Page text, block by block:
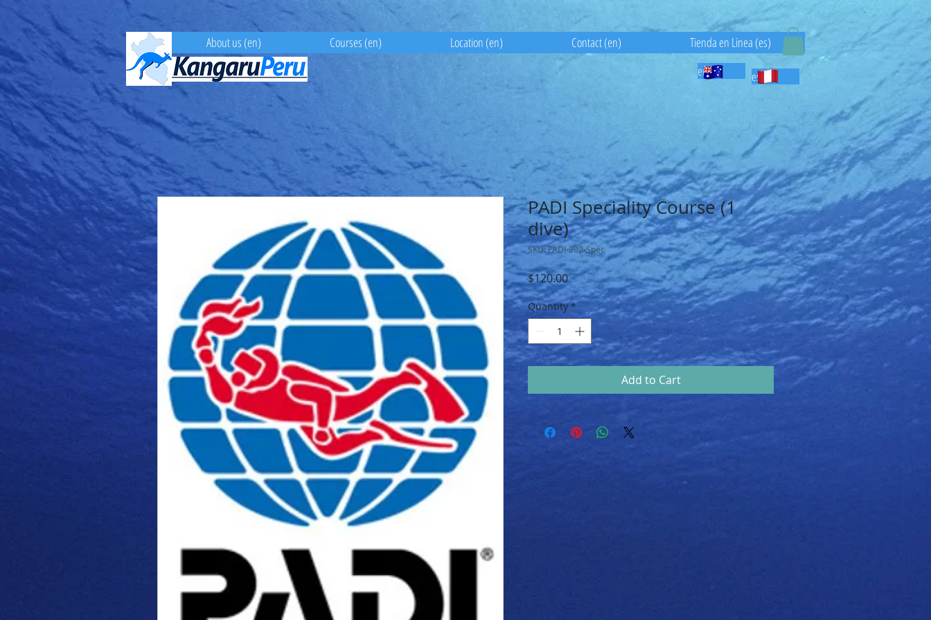
About us (en) Courses (en) Location (en) Contact (en) Tienda en Linea (es)
en es
PADI Speciality Course (1
dive)
SKU: PADI-202-Spec
$120.00Price
Quantity *
Add to Cart